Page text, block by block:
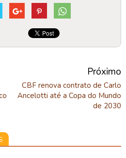
Próximo
CBF renova contrato de Carlo
Ancelotti até a Copa do Mundo
de 2030